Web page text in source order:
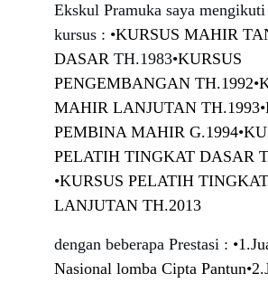
Ekskul Pramuka saya mengikuti
kursus : •KURSUS MAHIR
DASAR TH.1983•KURSUS
PENGEMBANGAN TH.1992•
MAHIR LANJUTAN TH.1993•
PEMBINA MAHIR G.1994•
PELATIH TINGKAT DASAR
•KURSUS PELATIH TINGKAT
LANJUTAN TH.2013
dengan beberapa Prestasi : •
Nasional lomba Cipta Pantun•